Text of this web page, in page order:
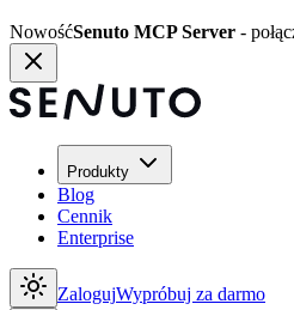
NowośćSenuto MCP Server -
Produkty
Blog
Cennik
Enterprise
ZalogujWypróbuj za darmo